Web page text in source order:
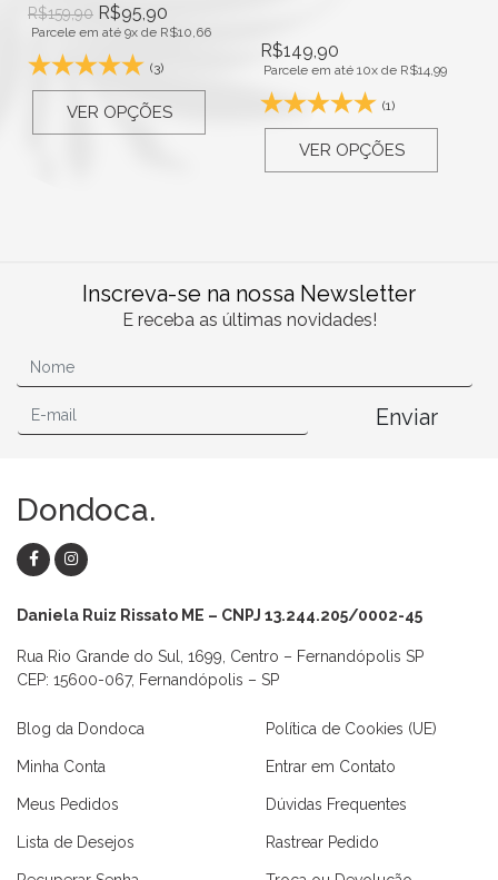
R$159,90 R$95,90
Parcele em até 9x de R$10,66
(3)
VER OPÇÕES
R$149,90
Parcele em até 10x de R$14,99
(1)
VER OPÇÕES
Inscreva-se na nossa Newsletter
E receba as últimas novidades!
Enviar
Dondoca.
Daniela Ruiz Rissato ME – CNPJ 13.244.205/0002-45
Rua Rio Grande do Sul, 1699, Centro – Fernandópolis SP
CEP: 15600-067, Fernandópolis – SP
Blog da Dondoca
Minha Conta
Meus Pedidos
Lista de Desejos
Política de Cookies (UE)
Entrar em Contato
Dúvidas Frequentes
Rastrear Pedido